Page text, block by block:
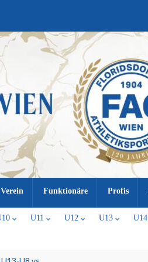
Verein Funktionäre Profis
U11 U12 U13 U14